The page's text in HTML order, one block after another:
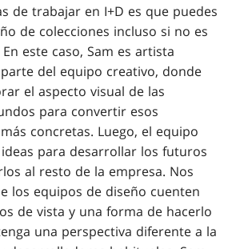
de trabajar en I+D es que puedes
de colecciones incluso si no es
este caso, Sam es artista
del equipo creativo, donde
el aspecto visual de las
para convertir esos
concretas. Luego, el equipo
para desarrollar los futuros
al resto de la empresa. Nos
los equipos de diseño cuenten
de vista y una forma de hacerlo
una perspectiva diferente a la